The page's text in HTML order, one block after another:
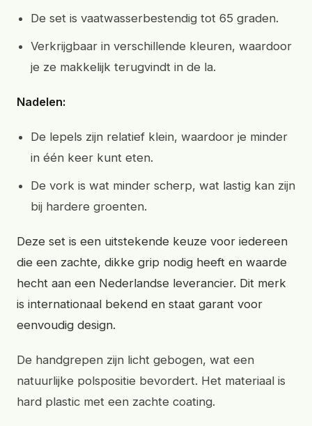
De set is vaatwasserbestendig tot 65 graden.
Verkrijgbaar in verschillende kleuren, waardoor
je ze makkelijk terugvindt in de la.
Nadelen:
De lepels zijn relatief klein, waardoor je minder
in één keer kunt eten.
De vork is wat minder scherp, wat lastig kan zijn
bij hardere groenten.
Deze set is een uitstekende keuze voor iedereen
die een zachte, dikke grip nodig heeft en waarde
hecht aan een Nederlandse leverancier. Dit merk
is internationaal bekend en staat garant voor
eenvoudig design.
De handgrepen zijn licht gebogen, wat een
natuurlijke polspositie bevordert. Het materiaal is
hard plastic met een zachte coating.